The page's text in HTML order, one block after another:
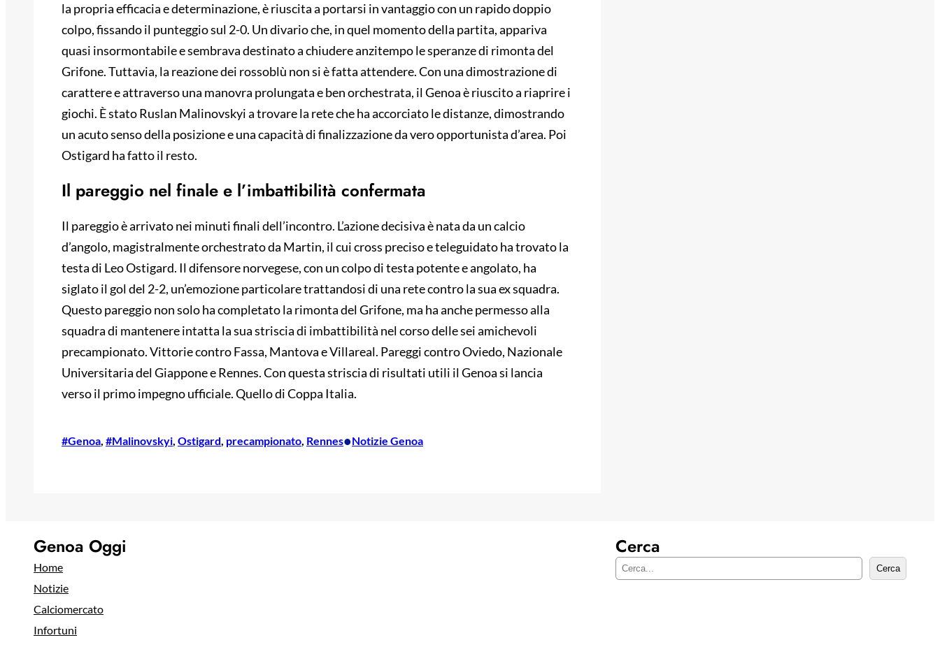
la propria efficacia e determinazione, è riuscita a portarsi in vantaggio con un rapido doppio
colpo, fissando il punteggio sul 2-0. Un divario che, in quel momento della partita, appariva
quasi insormontabile e sembrava destinato a chiudere anzitempo le speranze di rimonta del
Grifone. Tuttavia, la reazione dei rossoblù non si è fatta attendere. Con una dimostrazione di
carattere e attraverso una manovra prolungata e ben orchestrata, il Genoa è riuscito a riaprire i
giochi. È stato Ruslan Malinovskyi a trovare la rete che ha accorciato le distanze, dimostrando
un acuto senso della posizione e una capacità di finalizzazione da vero opportunista d’area. Poi
Ostigard ha fatto il resto.
Il pareggio nel finale e l’imbattibilità confermata
Il pareggio è arrivato nei minuti finali dell’incontro. L’azione decisiva è nata da un calcio
d’angolo, magistralmente orchestrato da Martin, il cui cross preciso e teleguidato ha trovato la
testa di Leo Ostigard. Il difensore norvegese, con un colpo di testa potente e angolato, ha
siglato il gol del 2-2, un’emozione particolare trattandosi di una rete contro la sua ex squadra.
Questo pareggio non solo ha completato la rimonta del Grifone, ma ha anche permesso alla
squadra di mantenere intatta la sua striscia di imbattibilità nel corso delle sei amichevoli
precampionato. Vittorie contro Fassa, Mantova e Villareal. Pareggi contro Oviedo, Nazionale
Universitaria del Giappone e Rennes. Con questa striscia di risultati utili il Genoa si lancia
verso il primo impegno ufficiale. Quello di Coppa Italia.
#Genoa, #Malinovskyi, Ostigard, precampionato, Rennes•Notizie Genoa
Genoa Oggi
Home
Notizie
Calciomercato
Infortuni
Cerca
C
Cerca